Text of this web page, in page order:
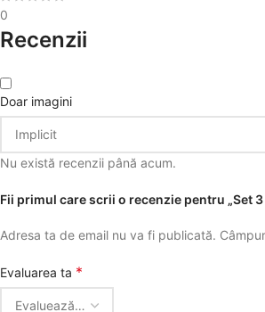
0
Recenzii
Doar imagini
Nu există recenzii până acum.
Fii primul care scrii o recenzie pentru „Set
Adresa ta de email nu va fi publicată.
Evaluarea ta *